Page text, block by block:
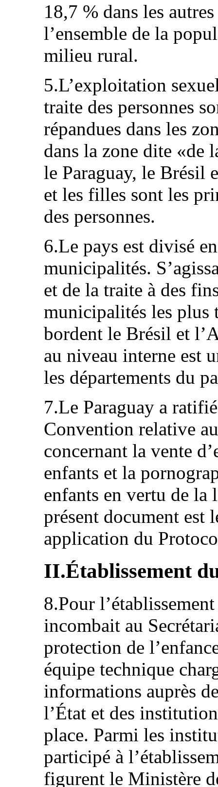
18,7 % dans les
l’ensemble de la
milieu rural.
5.L’exploitation
traite des personnes
répandues dans les
dans la zone dite «de
le Paraguay, le Brésil
et les filles sont les
des personnes.
6.Le pays est divisé
municipalités.
et de la traite à des
municipalités les plus
bordent le Brésil et
au niveau interne est
les départements du
7.Le Paraguay a
Convention relative
concernant la vente
enfants et la
enfants en vertu de
présent document est
application du
II.Établissement
8.Pour
incombait au
protection de
équipe technique
informations auprès
l’État et des
place. Parmi les
participé à
figurent le Ministère